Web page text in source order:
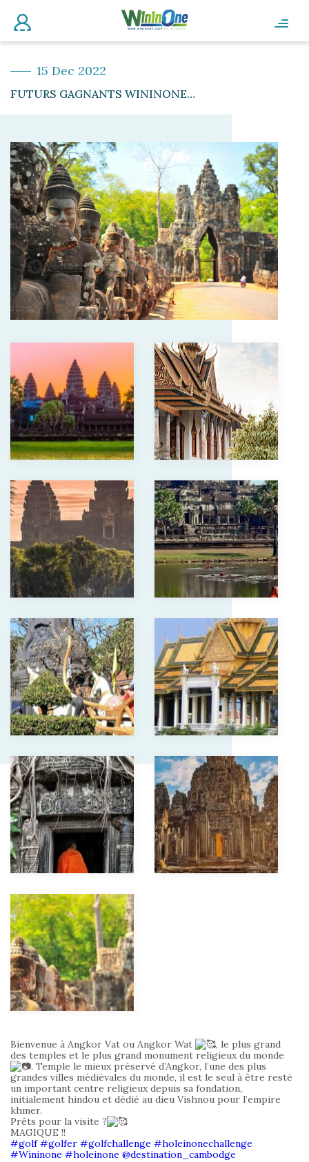
15 Dec 2022
FUTURS GAGNANTS WININONE…
Bienvenue à Angkor Vat ou Angkor Wat
, le plus grand
des temples et le plus grand monument religieux du monde
. Temple le mieux préservé d’Angkor, l’une des plus
grandes villes médiévales du monde, il est le seul à être resté
un important centre religieux depuis sa fondation,
initialement hindou et dédié au dieu Vishnou pour l’empire
khmer.
Prêts pour la visite ?
MAGIQUE !!
#golf #golfer #golfchallenge #holeinonechallenge
#Wininone #holeinone @destination_cambodge